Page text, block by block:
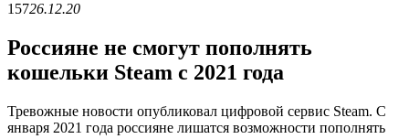
15726.12.20
Россияне не смогут пополнять
кошельки Steam с 2021 года
Тревожные новости опубликовал цифровой сервис Steam. С
января 2021 года россияне лишатся возможности пополнять